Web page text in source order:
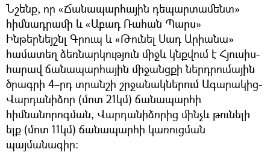
Նշենք, որ «Ճանապարհային դեպարտամենտ»
հիմնադրամի և «Աբադ Ռահան Պարս»
Ինթերնեյշնլ Գրուպ և «Թունել Սադ Արիանա»
համատեղ ձեռնարկություն միջև կնքվում է Հյուսիս-
հարավ ճանապարհային միջանցքի ներդրումային
ծրագրի 4–րդ տրանշի շրջանակներում Ագարակից-
Վարդանիձոր (մոտ 21կմ) ճանապարհի
հիմնանորոգման, Վարդանիձորից մինչև թունելի
ելք (մոտ 11կմ) ճանապարհի կառուցման
պայմանագիր։